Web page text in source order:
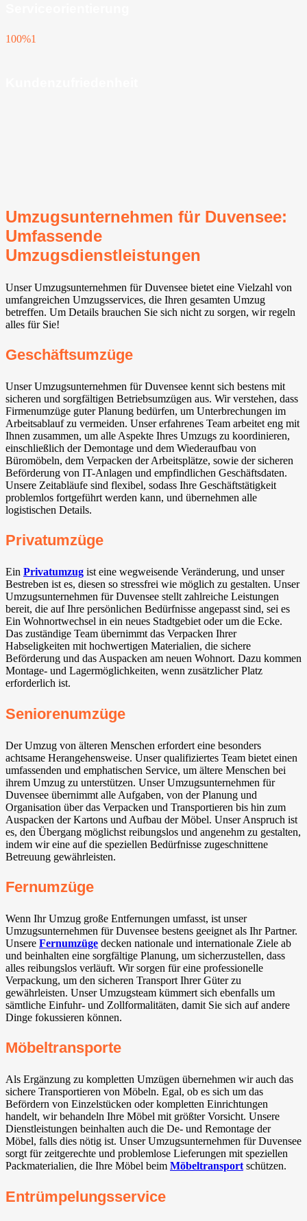
100%1
Umzugsunternehmen für Duvensee:
Umfassende
Umzugsdienstleistungen
Unser Umzugsunternehmen für Duvensee bietet eine Vielzahl von
umfangreichen Umzugsservices, die Ihren gesamten Umzug
betreffen. Um Details brauchen Sie sich nicht zu sorgen, wir regeln
alles für Sie!
Geschäftsumzüge
Unser Umzugsunternehmen für Duvensee kennt sich bestens mit
sicheren und sorgfältigen Betriebsumzügen aus. Wir verstehen, dass
Firmenumzüge guter Planung bedürfen, um Unterbrechungen im
Arbeitsablauf zu vermeiden. Unser erfahrenes Team arbeitet eng mit
Ihnen zusammen, um alle Aspekte Ihres Umzugs zu koordinieren,
einschließlich der Demontage und dem Wiederaufbau von
Büromöbeln, dem Verpacken der Arbeitsplätze, sowie der sicheren
Beförderung von IT-Anlagen und empfindlichen Geschäftsdaten.
Unsere Zeitabläufe sind flexibel, sodass Ihre Geschäftstätigkeit
problemlos fortgeführt werden kann, und übernehmen alle
logistischen Details.
Privatumzüge
Ein Privatumzug ist eine wegweisende Veränderung, und unser
Bestreben ist es, diesen so stressfrei wie möglich zu gestalten. Unser
Umzugsunternehmen für Duvensee stellt zahlreiche Leistungen
bereit, die auf Ihre persönlichen Bedürfnisse angepasst sind, sei es
Ein Wohnortwechsel in ein neues Stadtgebiet oder um die Ecke.
Das zuständige Team übernimmt das Verpacken Ihrer
Habseligkeiten mit hochwertigen Materialien, die sichere
Beförderung und das Auspacken am neuen Wohnort. Dazu kommen
Montage- und Lagermöglichkeiten, wenn zusätzlicher Platz
erforderlich ist.
Seniorenumzüge
Der Umzug von älteren Menschen erfordert eine besonders
achtsame Herangehensweise. Unser qualifiziertes Team bietet einen
umfassenden und emphatischen Service, um ältere Menschen bei
ihrem Umzug zu unterstützen. Unser Umzugsunternehmen für
Duvensee übernimmt alle Aufgaben, von der Planung und
Organisation über das Verpacken und Transportieren bis hin zum
Auspacken der Kartons und Aufbau der Möbel. Unser Anspruch ist
es, den Übergang möglichst reibungslos und angenehm zu gestalten,
indem wir eine auf die speziellen Bedürfnisse zugeschnittene
Betreuung gewährleisten.
Fernumzüge
Wenn Ihr Umzug große Entfernungen umfasst, ist unser
Umzugsunternehmen für Duvensee bestens geeignet als Ihr Partner.
Unsere Fernumzüge decken nationale und internationale Ziele ab
und beinhalten eine sorgfältige Planung, um sicherzustellen, dass
alles reibungslos verläuft. Wir sorgen für eine professionelle
Verpackung, um den sicheren Transport Ihrer Güter zu
gewährleisten. Unser Umzugsteam kümmert sich ebenfalls um
sämtliche Einfuhr- und Zollformalitäten, damit Sie sich auf andere
Dinge fokussieren können.
Möbeltransporte
Als Ergänzung zu kompletten Umzügen übernehmen wir auch das
sichere Transportieren von Möbeln. Egal, ob es sich um das
Befördern von Einzelstücken oder kompletten Einrichtungen
handelt, wir behandeln Ihre Möbel mit größter Vorsicht. Unsere
Dienstleistungen beinhalten auch die De- und Remontage der
Möbel, falls dies nötig ist. Unser Umzugsunternehmen für Duvensee
sorgt für zeitgerechte und problemlose Lieferungen mit speziellen
Packmaterialien, die Ihre Möbel beim Möbeltransportschützen.
Entrümpelungsservice